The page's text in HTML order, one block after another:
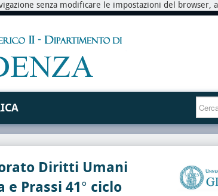
senza modificare le impostazioni del browser,
Diritti Umani
e Prassi 41° ciclo